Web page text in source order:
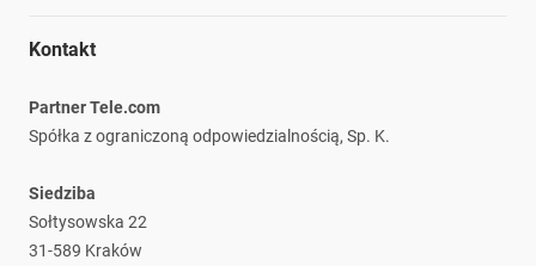
Nasze marki
Informacje prawne
Regulamin
Płatność i dostawa
Reklamacje i zwroty
Kontakt
Partner Tele.com
Spółka z ograniczoną odpowiedzialnością, Sp. K.
Siedziba
Sołtysowska 22
31-589 Kraków